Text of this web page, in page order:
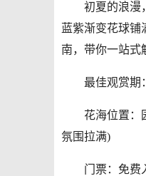
初夏的浪漫，
蓝紫渐变花球铺
南，带你一站式
最佳观赏期
花海位置：园
氛围拉满)
门票：免费